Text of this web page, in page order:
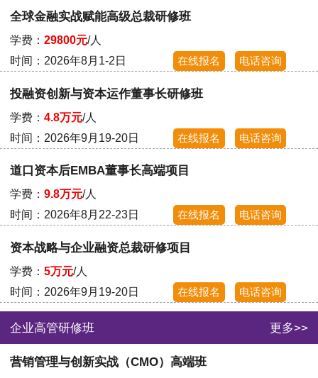
全球金融实战赋能高级总裁研修班
学费：29800元/人
时间：2026年8月1-2日
在线报名 电话咨询
投融资创新与资本运作董事长研修班
学费：4.8万元/人
时间：2026年9月19-20日
在线报名 电话咨询
道口资本后EMBA董事长高端项目
学费：9.8万元/人
时间：2026年8月22-23日
在线报名 电话咨询
资本战略与企业融资总裁研修项目
学费：5万元/人
时间：2026年9月19-20日
在线报名 电话咨询
企业高管研修班 更多>>
营销管理与创新实战（CMO）高端班